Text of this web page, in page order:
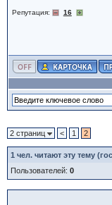
Репутация: 16
2 страниц < 1 2
1 чел. читают эту тему
Пользователей: 0